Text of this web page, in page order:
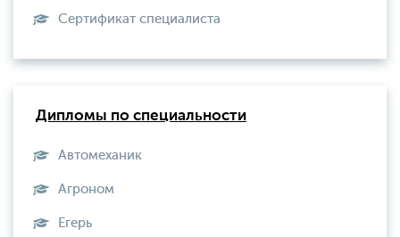
Сертификат специалиста
Дипломы по специальности
Автомеханик
Агроном
Егерь